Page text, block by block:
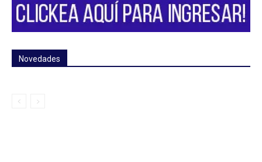
Novedades